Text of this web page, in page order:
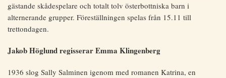
gästande skådespelare och totalt tolv österbottniska barn i
alternerande grupper. Föreställningen spelas från 15.11 till
trettondagen.
Jakob Höglund regisserar Emma Klingenberg
1936 slog Sally Salminen igenom med romanen Katrina, en